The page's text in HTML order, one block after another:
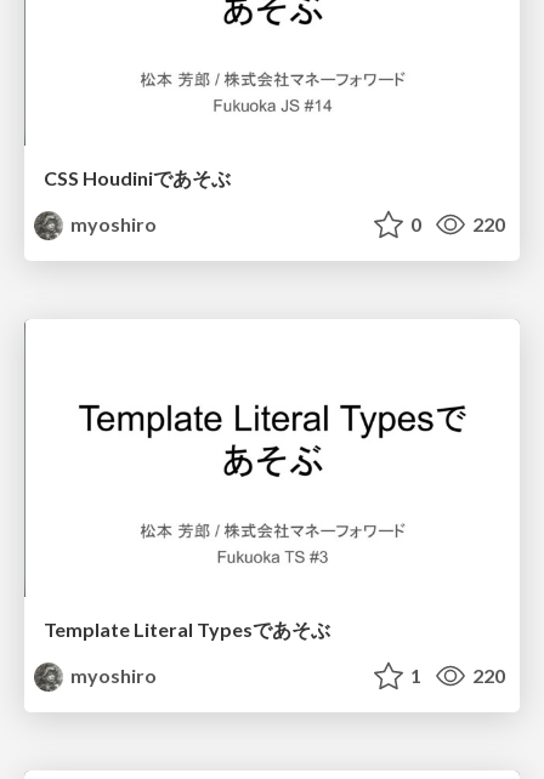
CSS Houdiniであそぶ
myoshiro
0 220
Template Literal Typesであそぶ
myoshiro
1 220